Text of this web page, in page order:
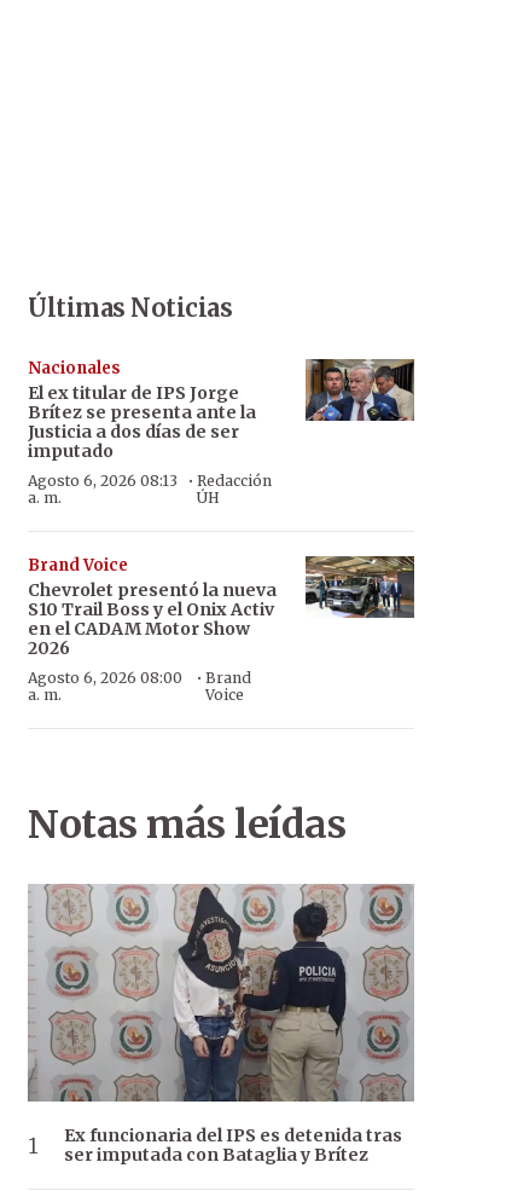
Últimas Noticias
Nacionales
El ex titular de IPS Jorge
Brítez se presenta ante la
Justicia a dos días de ser
imputado
Agosto 6, 2026 08:13
a. m.
· Redacción
ÚH
Brand Voice
Chevrolet presentó la nueva
S10 Trail Boss y el Onix Activ
en el CADAM Motor Show
2026
Agosto 6, 2026 08:00
a. m.
·Brand
Voice
Notas más leídas
Ex funcionaria del IPS es detenida tras
ser imputada con Bataglia y Brítez